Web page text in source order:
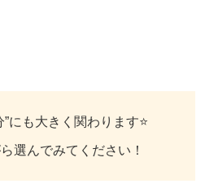
にも大きく関わります⭐️
選んでみてください！